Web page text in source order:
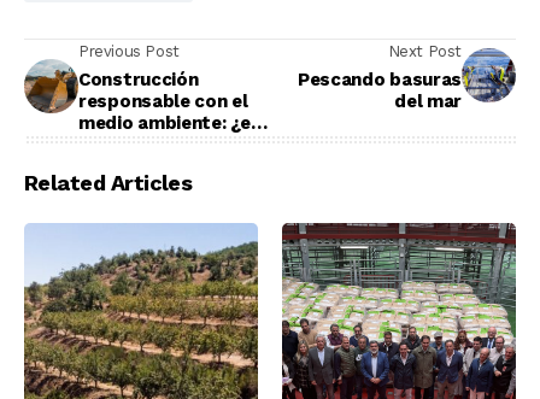
Previous Post
Construcción
responsable con el
medio ambiente: ¿es
Next Post
Pescando basuras
del mar
Related Articles